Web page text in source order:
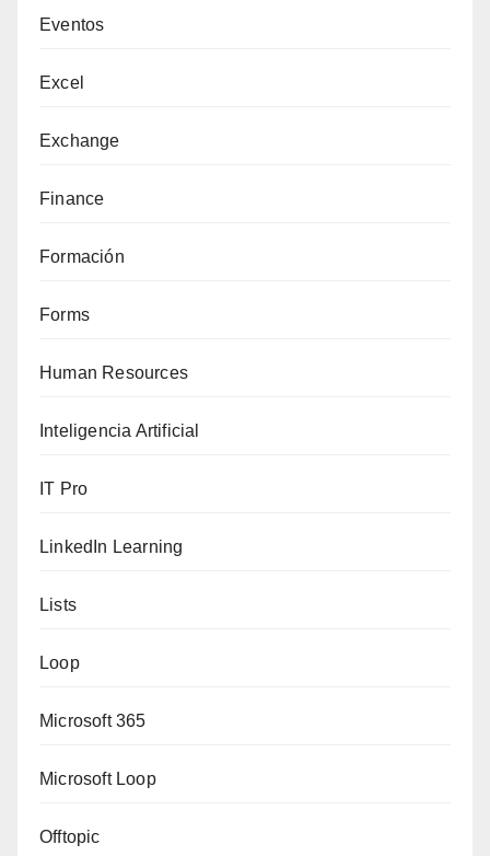
Eventos
Excel
Exchange
Finance
Formación
Forms
Human Resources
Inteligencia Artificial
IT Pro
LinkedIn Learning
Lists
Loop
Microsoft 365
Microsoft Loop
Offtopic